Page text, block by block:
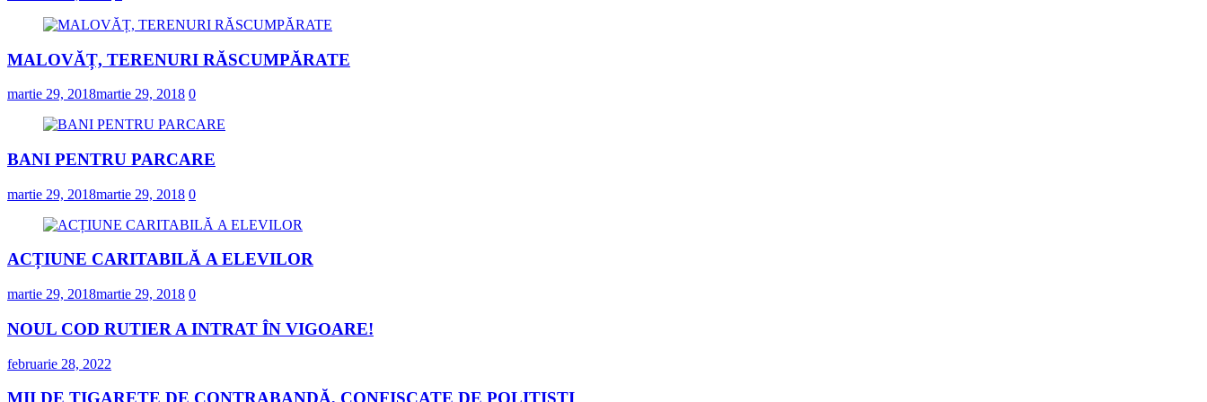
MALOVĂȚ, TERENURI RĂSCUMPĂRATE
martie 29, 2018martie 29, 2018 0
BANI PENTRU PARCARE
martie 29, 2018martie 29, 2018 0
ACȚIUNE CARITABILĂ A ELEVILOR
martie 29, 2018martie 29, 2018 0
NOUL COD RUTIER A INTRAT ÎN VIGOARE!
februarie 28, 2022